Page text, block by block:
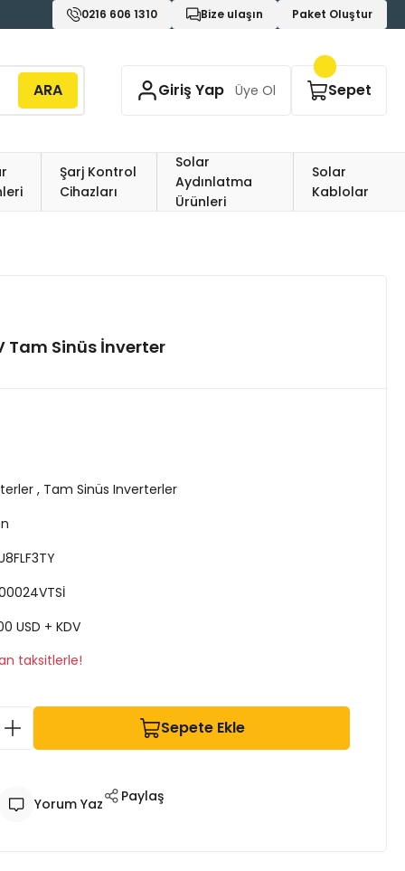
0216 606 1310 Bize ulaşın Paket Oluştur
ARA Giriş Yap Üye Ol Sepet
Şarj Kontrol
Cihazları
Solar
Aydınlatma
Ürünleri
Solar
Kablolar
Tam Sinüs İnverter
, Tam Sinüs Inverterler
USD + KDV
taksitlerle!
Sepete Ekle
Yorum Yaz Paylaş